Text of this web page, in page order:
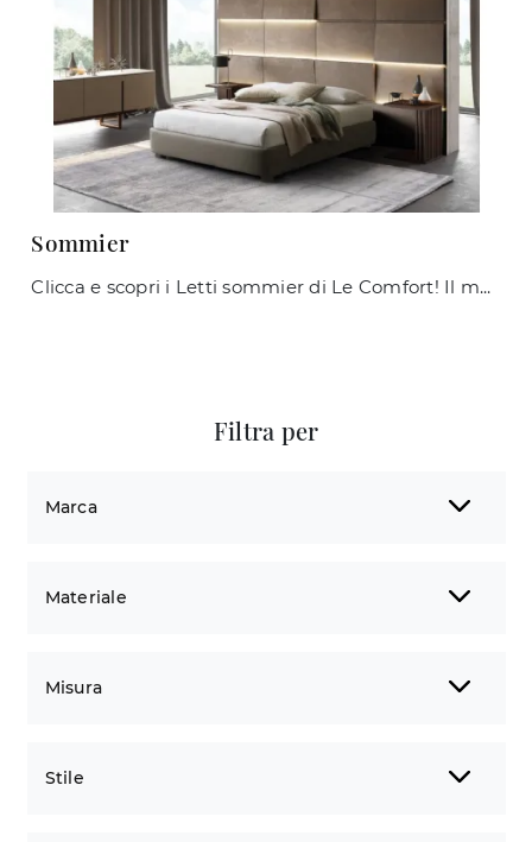
Sommier
Clicca e scopri i Letti sommier di Le Comfort! Il modello Sommier in tessuto ti attende nelle versioni matrimoniali.
Filtra per
Marca
Materiale
Misura
Stile